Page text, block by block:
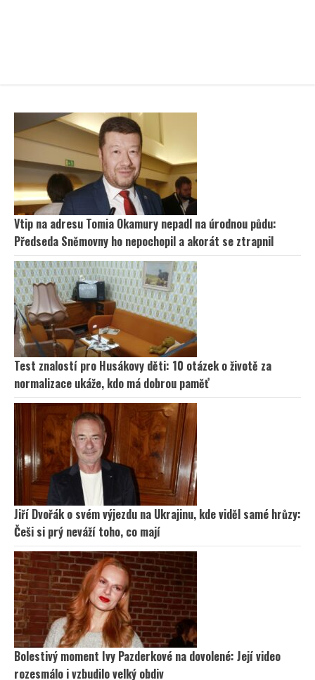
Vtip na adresu Tomia Okamury nepadl na úrodnou půdu:
Předseda Sněmovny ho nepochopil a akorát se ztrapnil
Test znalostí pro Husákovy děti: 10 otázek o životě za
normalizace ukáže, kdo má dobrou paměť
Jiří Dvořák o svém výjezdu na Ukrajinu, kde viděl samé hrůzy:
Češi si prý neváží toho, co mají
Bolestivý moment Ivy Pazderkové na dovolené: Její video
rozesmálo i vzbudilo velký obdiv